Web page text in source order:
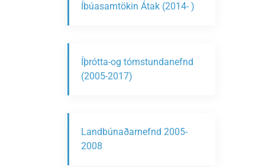
Íbúasamtökin Átak (2014- )
Íþrótta-og tómstundanefnd
(2005-2017)
Landbúnaðarnefnd 2005-
2008